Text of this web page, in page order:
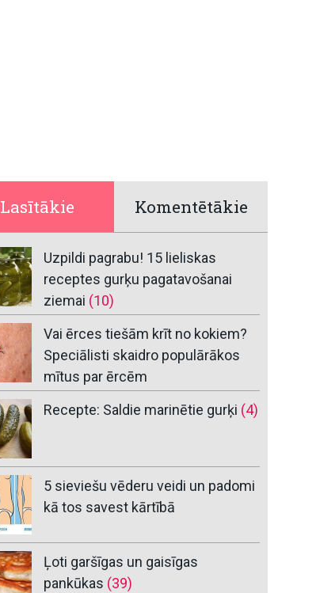
Lasītākie Komentētākie
Uzpildi pagrabu! 15 lieliskas
receptes gurķu pagatavošanai
ziemai (10)
Vai ērces tiešām krīt no kokiem?
Speciālisti skaidro populārākos
mītus par ērcēm
Recepte: Saldie marinētie gurķi (4)
5 sieviešu vēderu veidi un padomi
kā tos savest kārtībā
Ļoti garšīgas un gaisīgas
pankūkas (39)